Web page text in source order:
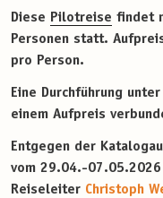
Diese Pilotreise findet
Personen statt.
pro Person.
Eine Durchführung
einem Aufpreis
Entgegen der
vom 29.04.-
Reiseleiter Christoph